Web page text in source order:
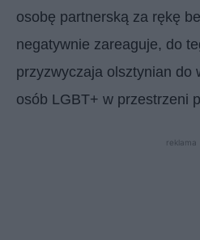
osobę partnerską za rękę
negatywnie zareaguje, do
przyzwyczaja olsztynian do
osób LGBT+ w przestrzeni
reklama